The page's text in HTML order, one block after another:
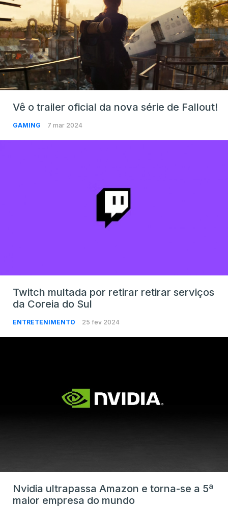
Vê o trailer oficial da nova série de Fallout!
GAMING 7 mar 2024
Twitch multada por retirar retirar serviços
da Coreia do Sul
ENTRETENIMENTO 25 fev 2024
Nvidia ultrapassa Amazon e torna-se a 5ª
maior empresa do mundo